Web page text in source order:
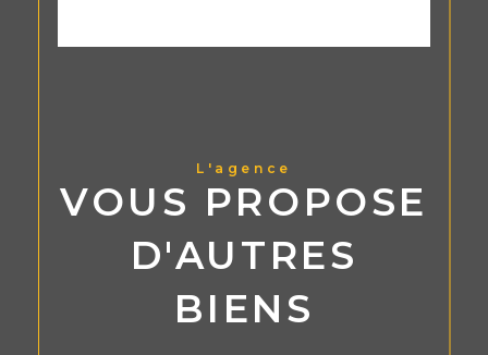
L'agence
VOUS PROPOSE
D'AUTRES
BIENS